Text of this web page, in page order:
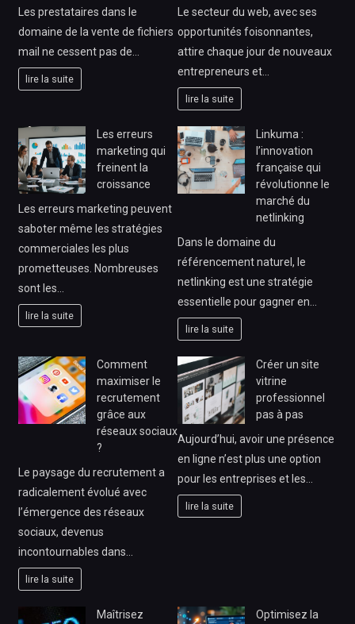
Les prestataires dans le
domaine de la vente de fichiers
mail ne cessent pas de…
lire la suite
Le secteur du web, avec ses
opportunités foisonnantes,
attire chaque jour de nouveaux
entrepreneurs et…
lire la suite
Les erreurs
marketing qui
freinent la
croissance
Les erreurs marketing peuvent
saboter même les stratégies
commerciales les plus
prometteuses. Nombreuses
sont les…
lire la suite
Linkuma :
l’innovation
française qui
révolutionne le
marché du
netlinking
Dans le domaine du
référencement naturel, le
netlinking est une stratégie
essentielle pour gagner en…
lire la suite
Comment
maximiser le
recrutement
grâce aux
réseaux sociaux
?
Le paysage du recrutement a
radicalement évolué avec
l’émergence des réseaux
sociaux, devenus
incontournables dans…
lire la suite
Créer un site
vitrine
professionnel
pas à pas
Aujourd’hui, avoir une présence
en ligne n’est plus une option
pour les entreprises et les…
lire la suite
Maîtrisez
Optimisez la